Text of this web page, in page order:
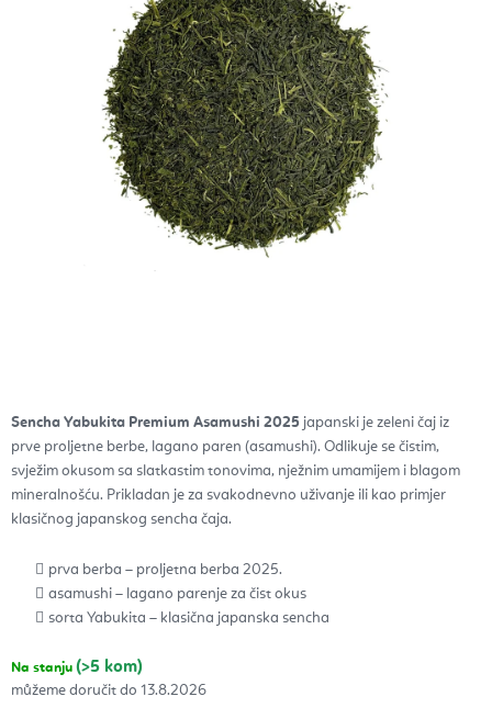
Sencha Yabukita Premium Asamushi 2025 japanski je zeleni čaj iz
prve proljetne berbe, lagano paren (asamushi). Odlikuje se čistim,
svježim okusom sa slatkastim tonovima, nježnim umamijem i blagom
mineralnošću. Prikladan je za svakodnevno uživanje ili kao primjer
klasičnog japanskog sencha čaja.
prva berba – proljetna berba 2025.
asamushi – lagano parenje za čist okus
sorta Yabukita – klasična japanska sencha
Na stanju (>5 kom)
13.8.2026